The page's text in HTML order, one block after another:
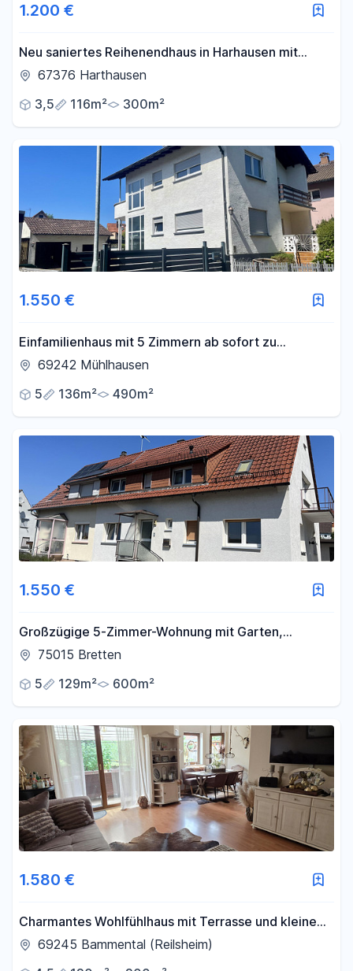
1.200 €
Neu saniertes Reihenendhaus in Harhausen mit
Gartenanteil
67376 Harthausen
3,5
116m² 300m²
1.550 €
Einfamilienhaus mit 5 Zimmern ab sofort zu
vermieten
69242 Mühlhausen
5
136m² 490m²
1.550 €
Großzügige 5-Zimmer-Wohnung mit Garten,
Terrasse und Garage
75015 Bretten
5
129m² 600m²
1.580 €
Charmantes Wohlfühlhaus mit Terrasse und kleinem
Garten in gesuchter Lage
69245 Bammental (Reilsheim)